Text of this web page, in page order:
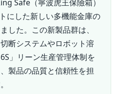
Safe（寧波虎王保險箱）
にした新しい多機能金庫の
した。この新製品群は、
断システムやロボット溶
」リーン生産管理体制を
製品の品質と信頼性を担